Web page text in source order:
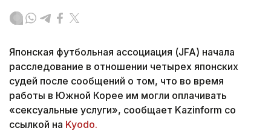
Японская футбольная ассоциация (JFA) начала
расследование в отношении четырех японских
судей после сообщений о том, что во время
работы в Южной Корее им могли оплачивать
«сексуальные услуги», сообщает Kazinform со
ссылкой на Kyodo.